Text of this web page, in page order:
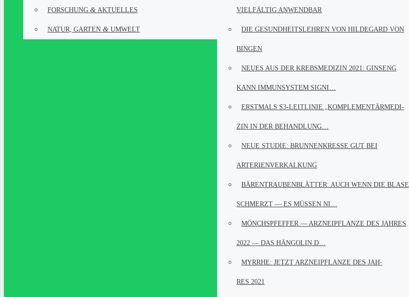
FOR­SCHUNG & AKTUELLES
NATUR, GAR­TEN & UMWELT
VIEL­FÄL­TIG ANWENDBAR
DIE GESUND­HEITS­LEH­REN VON HIL­DE­GARD VON
BINGEN
NEU­ES AUS DER KREBS­ME­DI­ZIN 2021: GIN­SENG
KANN IMMUN­SYS­TEM SIGNI…
ERST­MALS S3-LEI­T­­LI­­NIE „KOM­PLE­MEN­TÄR­ME­DI­
ZIN IN DER BEHANDLUNG…
NEUE STU­DIE: BRUN­NEN­KRES­SE GUT BEI
ARTERIENVERKALKUNG
BÄREN­TRAU­BEN­BLÄT­TER: AUCH WENN DIE BLA­SE
SCHMERZT — ES MÜS­SEN NI…
MÖNCHS­PFEF­FER — ARZ­NEI­PFLAN­ZE DES JAH­RES
2022 — DAS HÄN­GO­LIN D…
MYR­RHE: JETZT ARZ­NEI­PFLAN­ZE DES JAH­
RES 2021